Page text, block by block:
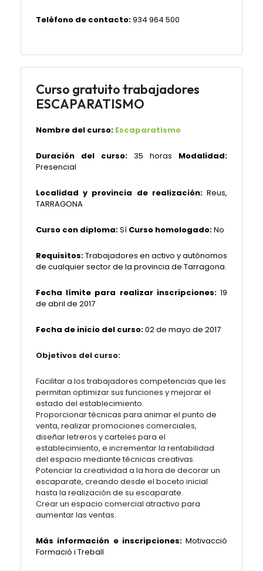
Teléfono de contacto:934 964 500
Curso gratuito trabajadores
ESCAPARATISMO
Nombre del curso: Escaparatismo
Duración del curso: 35 horas Modalidad:
Presencial
Localidad y provincia de realización:Reus,
TARRAGONA
Curso con diploma:Sí Curso homologado:No
Requisitos:Trabajadores en activo y autónomos
de cualquier sector de la provincia de Tarragona.
Fecha límite para realizar inscripciones: 19
de abril de 2017
Fecha de inicio del curso:02 de mayo de 2017
Objetivos del curso:
Facilitar a los trabajadores competencias que les
permitan optimizar sus funciones y mejorar el
estado del establecimiento.
Proporcionar técnicas para animar el punto de
venta, realizar promociones comerciales,
diseñar letreros y carteles para el
establecimiento, e incrementar la rentabilidad
del espacio mediante técnicas creativas.
Potenciar la creatividad a la hora de decorar un
escaparate, creando desde el boceto inicial
hasta la realización de su escaparate.
Crear un espacio comercial atractivo para
aumentar las ventas.
Más información e inscripciones:Motivacció
Formació i Treball